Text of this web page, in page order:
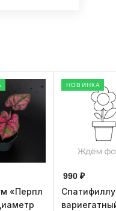
«Перпл
НОВИНКА
990 ₽